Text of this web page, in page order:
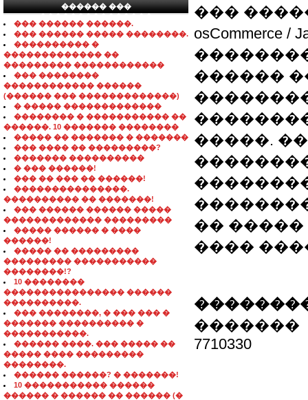
������ ���
���������������
��� ������ ������.
��� ������ ����� ��������.
���������� �
������������� ��
��������� ������������
��� ��������
������������ ������
(������ ��� �������������)
� ����� �������������
�������� � ����������� ��
������. 10 ������� ��������
����� �� ������� � �������
��� ���� �� ���������?
������� ����������
� ��� ������!
��� �� ��� �� ������!
���������������.
���������� �� �������!
��� ������ ������ �����
������������� ���������
����� ������ � ����
������!
����� �� ���������
��������� �����������
��������!?
10 ��������
���������������� ������
����������.
��� ��������, � ��� ��� �
������� ���������� �
�����������.
������ ����. ��� ����� ��
����� ���� ���������
��������.
������ ������? � �������!
10 ����������� ������
������ � ������ �� ������ (�
���
osCommerce
������
�����.
�� �����
����
�������
7710330